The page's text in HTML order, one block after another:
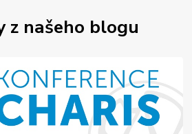
z našeho blogu